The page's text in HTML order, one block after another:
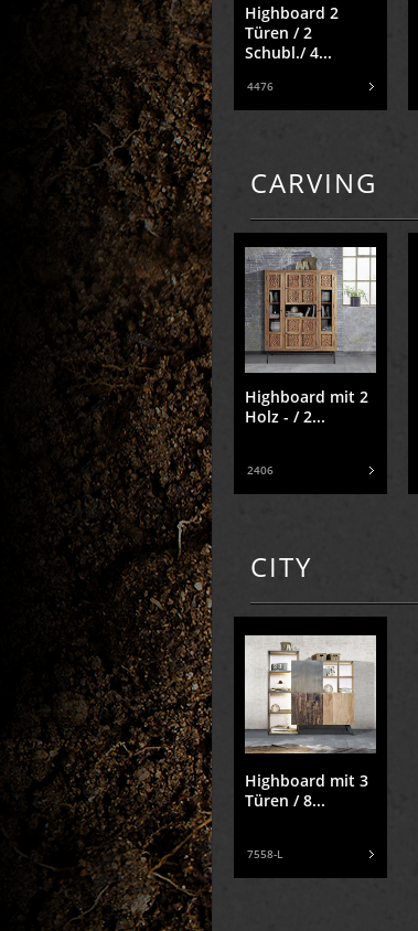
Highboard 2
Türen / 2
Schubl./ 4...
4476
CARVING
Highboard mit 2
Holz - / 2...
2406
CITY
Highboard mit 3
Türen / 8...
7558-L